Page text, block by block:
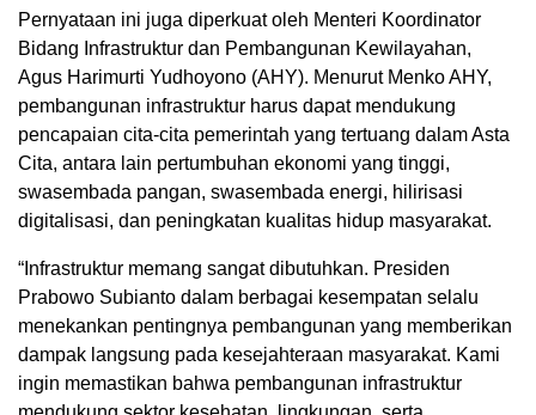
Pernyataan ini juga diperkuat oleh Menteri Koordinator
Bidang Infrastruktur dan Pembangunan Kewilayahan,
Agus Harimurti Yudhoyono (AHY). Menurut Menko AHY,
pembangunan infrastruktur harus dapat mendukung
pencapaian cita-cita pemerintah yang tertuang dalam Asta
Cita, antara lain pertumbuhan ekonomi yang tinggi,
swasembada pangan, swasembada energi, hilirisasi
digitalisasi, dan peningkatan kualitas hidup masyarakat.
“Infrastruktur memang sangat dibutuhkan. Presiden
Prabowo Subianto dalam berbagai kesempatan selalu
menekankan pentingnya pembangunan yang memberikan
dampak langsung pada kesejahteraan masyarakat. Kami
ingin memastikan bahwa pembangunan infrastruktur